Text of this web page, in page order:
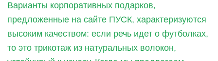
Варианты корпоративных подарков,
предложенные на сайте ПУСК, характеризуются
высоким качеством: если речь идет о футболках,
то это трикотаж из натуральных волокон,